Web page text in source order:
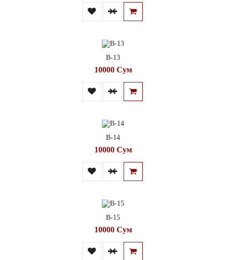
В-13
10000 Сум
В-14
10000 Сум
В-15
10000 Сум